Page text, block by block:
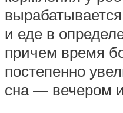
и еде в
причем время
постепенно
сна — вечером